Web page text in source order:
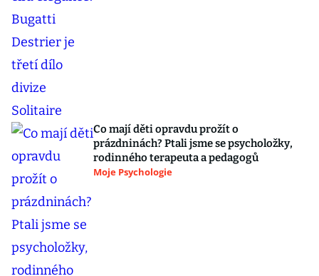
Co mají děti opravdu prožít o
prázdninách? Ptali jsme se psycholožky,
rodinného terapeuta a pedagogů
Moje Psychologie